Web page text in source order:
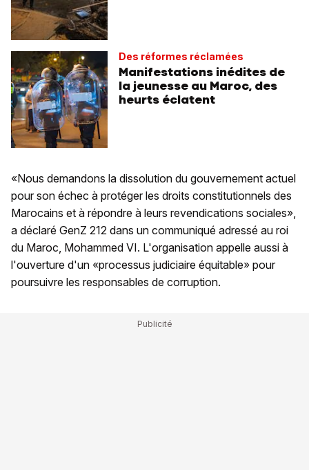
Des réformes réclamées
Manifestations inédites de
la jeunesse au Maroc, des
heurts éclatent
«Nous demandons la dissolution du gouvernement actuel
pour son échec à protéger les droits constitutionnels des
Marocains et à répondre à leurs revendications sociales»,
a déclaré GenZ 212 dans un communiqué adressé au roi
du Maroc, Mohammed VI. L'organisation appelle aussi à
l'ouverture d'un «processus judiciaire équitable» pour
poursuivre les responsables de corruption.